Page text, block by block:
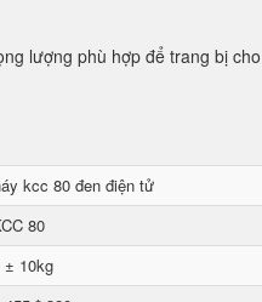
lượng phù hợp để trang bị
kcc 80 đen điện tử
80
± 10kg